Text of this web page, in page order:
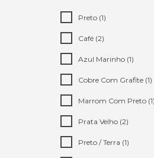
Preto (1)
Café (2)
Azul Marinho (1)
Cobre Com Grafite (1)
Marrom Com Preto (1)
Prata Velho (2)
Preto / Terra (1)